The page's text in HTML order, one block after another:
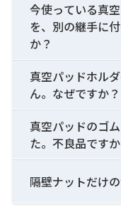
今使っている真
を、別の継手に
か？
真空パッドホル
ん。なぜですか？
真空パッドのゴ
た。不良品ですか
隔壁ナットだけ